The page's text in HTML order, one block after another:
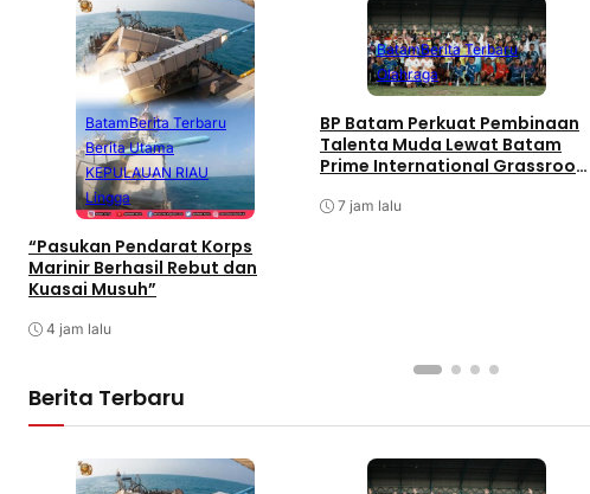
BatamBerita Terbaru
Berita Utama
KEPULAUAN RIAU
Lingga
“Pasukan Pendarat Korps
Marinir Berhasil Rebut dan
Kuasai Musuh”
4 jam lalu
BatamBerita Terbaru
Olahraga
BP Batam Perkuat Pembinaan
Talenta Muda Lewat Batam
Prime International Grassroot
7 jam lalu
Berita Terbaru